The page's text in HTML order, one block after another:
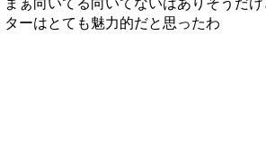
ターはとても魅力的だと思ったわ